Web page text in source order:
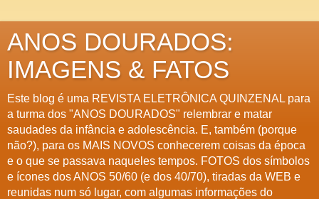
ANOS DOURADOS:
IMAGENS & FATOS
Este blog é uma REVISTA ELETRÔNICA QUINZENAL para
a turma dos "ANOS DOURADOS" relembrar e matar
saudades da infância e adolescência. E, também (porque
não?), para os MAIS NOVOS conhecerem coisas da época
e o que se passava naqueles tempos. FOTOS dos símbolos
e ícones dos ANOS 50/60 (e dos 40/70), tiradas da WEB e
reunidas num só lugar, com algumas informações do